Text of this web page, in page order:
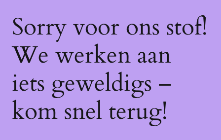
Sorry voor ons stof!
We werken aan
iets geweldigs –
kom snel terug!